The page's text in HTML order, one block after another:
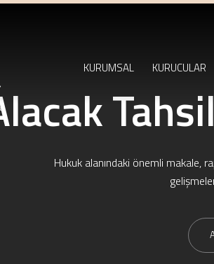
KURUMSAL KURUCULAR
Hukuk alanındaki önemli makale,